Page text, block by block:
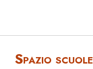
Spazio scuole